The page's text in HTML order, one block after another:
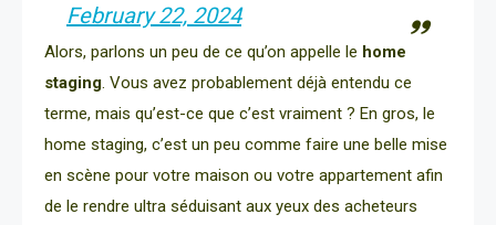
February 22, 2024
Alors, parlons un peu de ce qu’on appelle le home
staging . Vous avez probablement déjà entendu ce
terme, mais qu’est-ce que c’est vraiment ? En gros, le
home staging, c’est un peu comme faire une belle mise
en scène pour votre maison ou votre appartement afin
de le rendre ultra séduisant aux yeux des acheteurs